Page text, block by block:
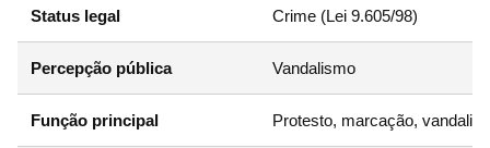
Status legal Crime (Lei 9.605/98)
Percepção pública Vandalismo
Função principal Protesto, marcação,